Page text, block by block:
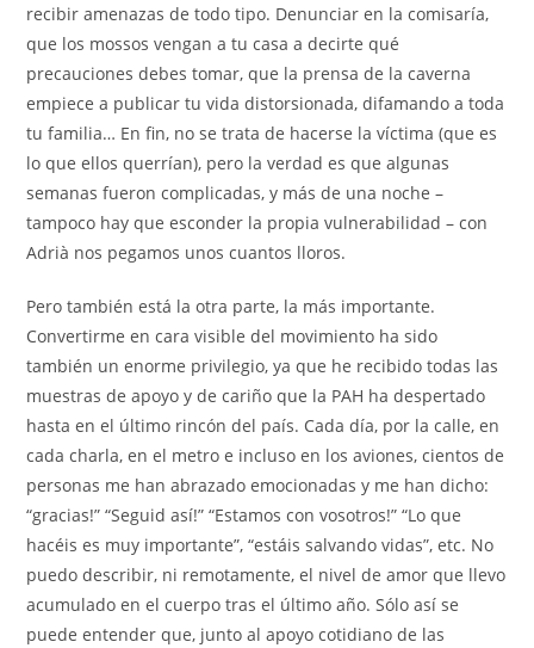
recibir amenazas de todo tipo. Denunciar en la comisaría,
que los mossos vengan a tu casa a decirte qué
precauciones debes tomar, que la prensa de la caverna
empiece a publicar tu vida distorsionada, difamando a toda
tu familia… En fin, no se trata de hacerse la víctima (que es
lo que ellos querrían), pero la verdad es que algunas
semanas fueron complicadas, y más de una noche –
tampoco hay que esconder la propia vulnerabilidad – con
Adrià nos pegamos unos cuantos lloros.
Pero también está la otra parte, la más importante.
Convertirme en cara visible del movimiento ha sido
también un enorme privilegio, ya que he recibido todas las
muestras de apoyo y de cariño que la PAH ha despertado
hasta en el último rincón del país. Cada día, por la calle, en
cada charla, en el metro e incluso en los aviones, cientos de
personas me han abrazado emocionadas y me han dicho:
“gracias!” “Seguid así!” “Estamos con vosotros!” “Lo que
hacéis es muy importante”, “estáis salvando vidas”, etc. No
puedo describir, ni remotamente, el nivel de amor que llevo
acumulado en el cuerpo tras el último año. Sólo así se
puede entender que, junto al apoyo cotidiano de las